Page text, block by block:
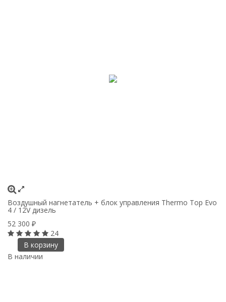
Воздушный нагнетатель + блок управления Thermo Top Evo
4 / 12V дизель
52 300 ₽
24
В корзину
В наличии